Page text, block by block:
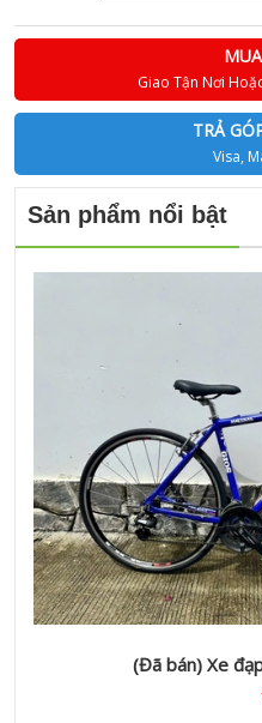
Giao Tận Nơi
TRẢ
Visa,
Sản phẩm nổi bật
(Đã bán) Xe